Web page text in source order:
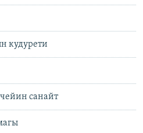
кудурети
санайт